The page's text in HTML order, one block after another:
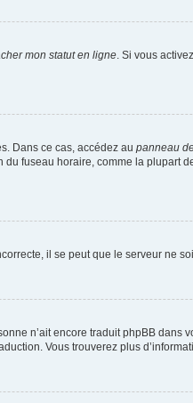
mon statut en ligne . Si vous
Dans ce cas, accédez au panneau
fuseau horaire, comme la plupart
il se peut que le serveur ne
n’ait encore traduit phpBB
Vous trouverez plus